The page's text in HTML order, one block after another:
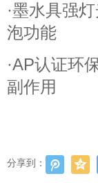
·墨水具强
泡功能
·AP认证环
副作用
分享到：